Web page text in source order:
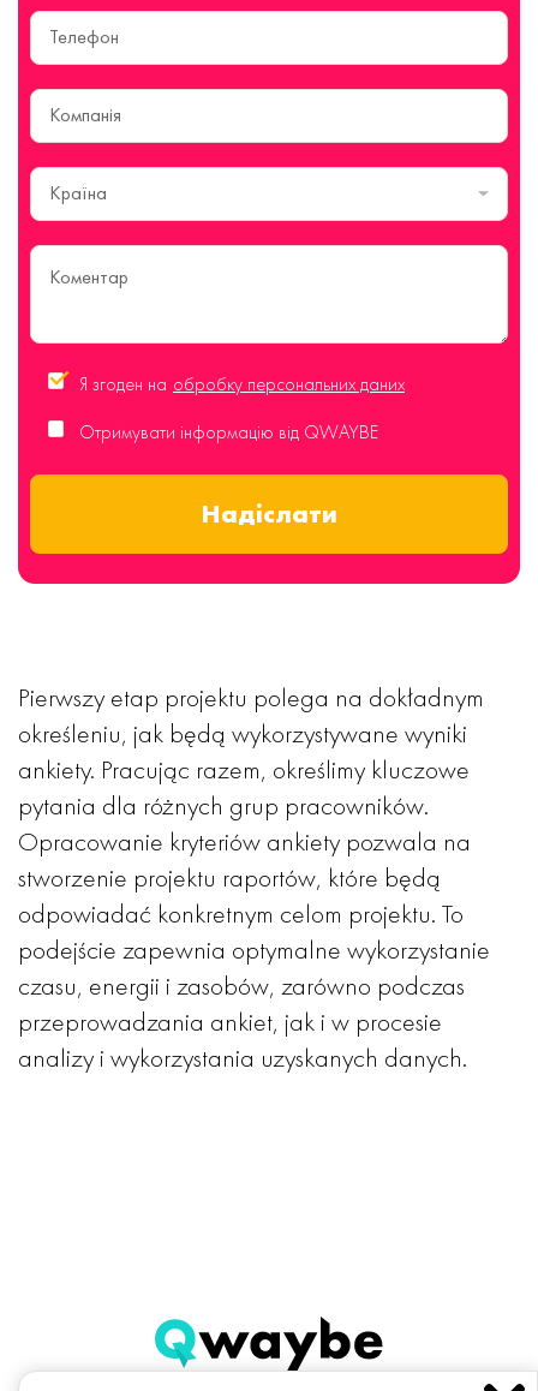
Країна
Я згоден на обробку персональних даних
Отримувати інформацію від QWAYBE
Надіслати
Pierwszy etap projektu polega na dokładnym
określeniu, jak będą wykorzystywane wyniki
ankiety. Pracując razem, określimy kluczowe
pytania dla różnych grup pracowników.
Opracowanie kryteriów ankiety pozwala na
stworzenie projektu raportów, które będą
odpowiadać konkretnym celom projektu. To
podejście zapewnia optymalne wykorzystanie
czasu, energii i zasobów, zarówno podczas
przeprowadzania ankiet, jak i w procesie
analizy i wykorzystania uzyskanych danych.